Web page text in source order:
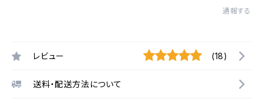
通報する
レビュー (18)
送料・配送方法について